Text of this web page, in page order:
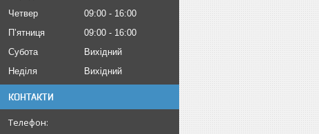
Четвер
09:00
16:00
Пʼятниця
09:00
16:00
Субота
Вихідний
Неділя
Вихідний
КОНТАКТИ